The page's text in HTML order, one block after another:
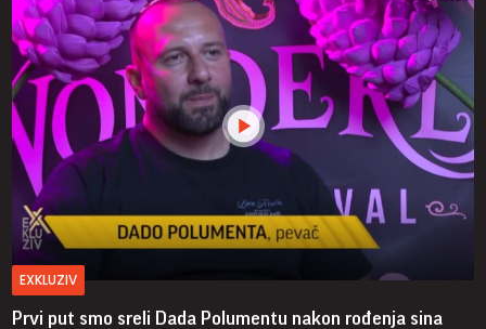
EXKLUZIV
Prvi put smo sreli Dada Polumentu nakon rođenja sina